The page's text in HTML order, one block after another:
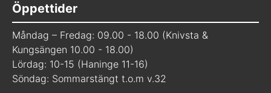
Öppettider
Måndag – Fredag: 09.00 - 18.00 (Knivsta &
Kungsängen 10.00 - 18.00)
Lördag: 10-15 (Haninge 11-16)
Söndag: Sommarstängt t.o.m v.32